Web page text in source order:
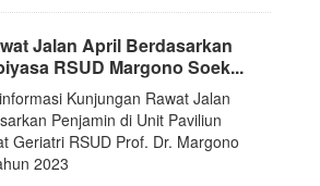
Jalan April Berdasarkan
RSUD Margono Soek...
Kunjungan Rawat Jalan
Penjamin di Unit Paviliun
Geriatri RSUD Prof. Dr. Margono
2023